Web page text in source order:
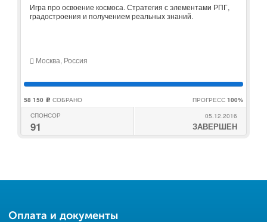
Игра про освоение космоса. Стратегия с элементами РПГ,
градостроения и получением реальных знаний.
Москва, Россия
58 150 c СОБРАНО ПРОГРЕСС 100%
СПОНСОР
91
05.12.2016
ЗАВЕРШЕН
Оплата и документы